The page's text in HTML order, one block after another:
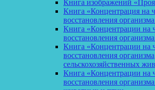
Книга изображений
Книга «Концентрация на
восстановления
Книга «Концентрации на
восстановления
Книга «Концентрации на
восстановления организма
сельскохозяйственных
Книга «Концентрации на
восстановления